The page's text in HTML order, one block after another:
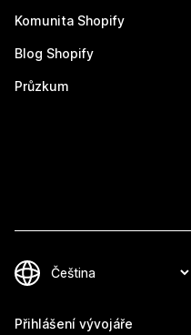
Komunita Shopify
Blog Shopify
Průzkum
Přihlášení vývojáře